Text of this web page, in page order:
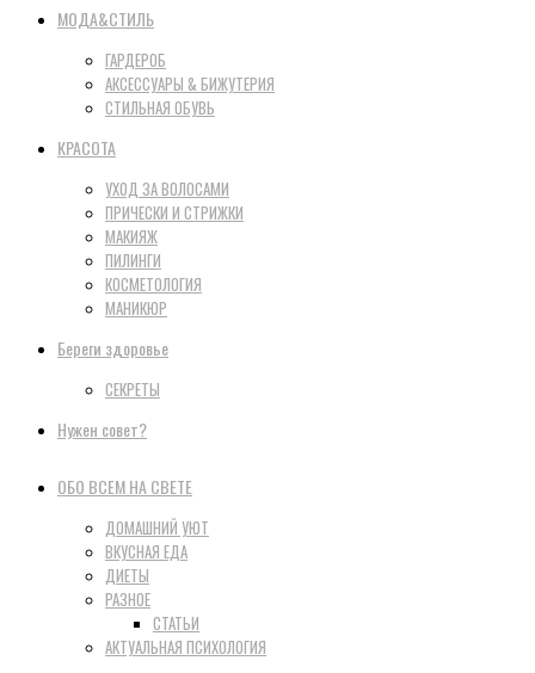
МОДА&СТИЛЬ
ГАРДЕРОБ
АКСЕССУАРЫ & БИЖУТЕРИЯ
СТИЛЬНАЯ ОБУВЬ
КРАСОТА
УХОД ЗА ВОЛОСАМИ
ПРИЧЕСКИ И СТРИЖКИ
МАКИЯЖ
ПИЛИНГИ
КОСМЕТОЛОГИЯ
МАНИКЮР
Береги здоровье
СЕКРЕТЫ
Нужен совет?
ОБО ВСЕМ НА СВЕТЕ
ДОМАШНИЙ УЮТ
ВКУСНАЯ ЕДА
ДИЕТЫ
РАЗНОЕ
СТАТЬИ
АКТУАЛЬНАЯ ПСИХОЛОГИЯ